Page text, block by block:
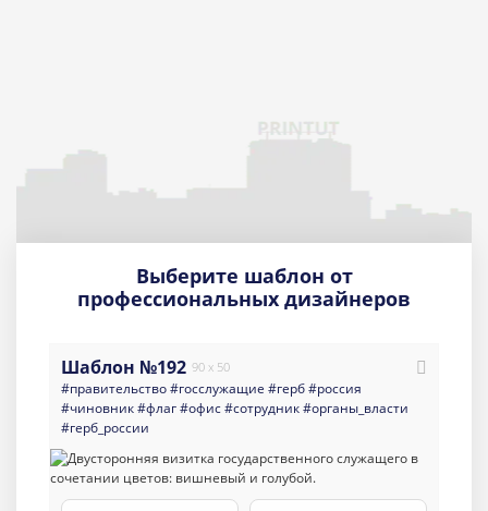
Выберите шаблон от
профессиональных дизайнеров
Шаблон №192 90 x 50
#правительство#госслужащие #герб#россия
#чиновник#флаг#офис#сотрудник#органы_власти
#герб_россии